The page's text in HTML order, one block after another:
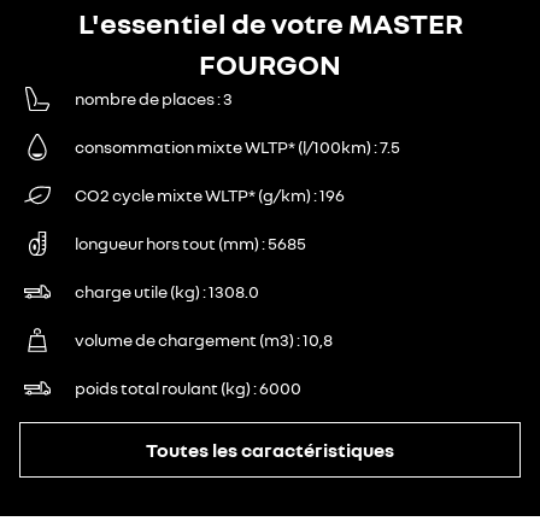
L'essentiel de votre MASTER
FOURGON
nombre de places 3
consommation mixte WLTP* (l/100km) 7.5
CO2 cycle mixte WLTP* (g/km) 196
longueur hors tout (mm) 5685
charge utile (kg) 1308.0
volume de chargement (m3) 10,8
poids total roulant (kg) 6000
Toutes les caractéristiques